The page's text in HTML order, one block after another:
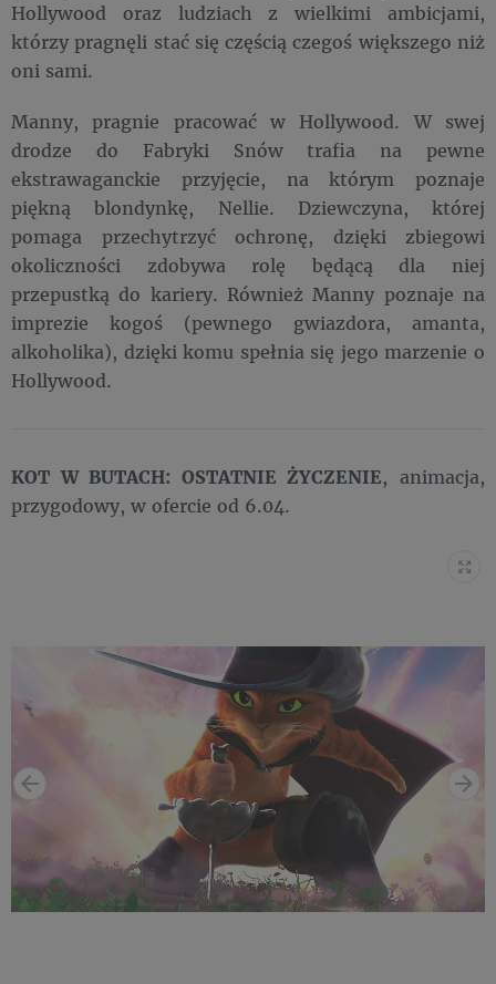
Hollywood oraz ludziach z wielkimi ambicjami,
którzy pragnęli stać się częścią czegoś większego niż
oni sami.
Manny, pragnie pracować w Hollywood. W swej
drodze do Fabryki Snów trafia na pewne
ekstrawaganckie przyjęcie, na którym poznaje
piękną blondynkę, Nellie. Dziewczyna, której
pomaga przechytrzyć ochronę, dzięki zbiegowi
okoliczności zdobywa rolę będącą dla niej
przepustką do kariery. Również Manny poznaje na
imprezie kogoś (pewnego gwiazdora, amanta,
alkoholika), dzięki komu spełnia się jego marzenie o
Hollywood.
KOT W BUTACH: OSTATNIE ŻYCZENIE, animacja,
przygodowy, w ofercie od 6.04.